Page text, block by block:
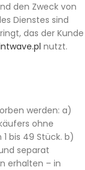
den Zweck von
Dienstes sind
das der Kunde
nutzt.
werden: a)
ohne
bis 49 Stück. b)
separat
erhalten – in